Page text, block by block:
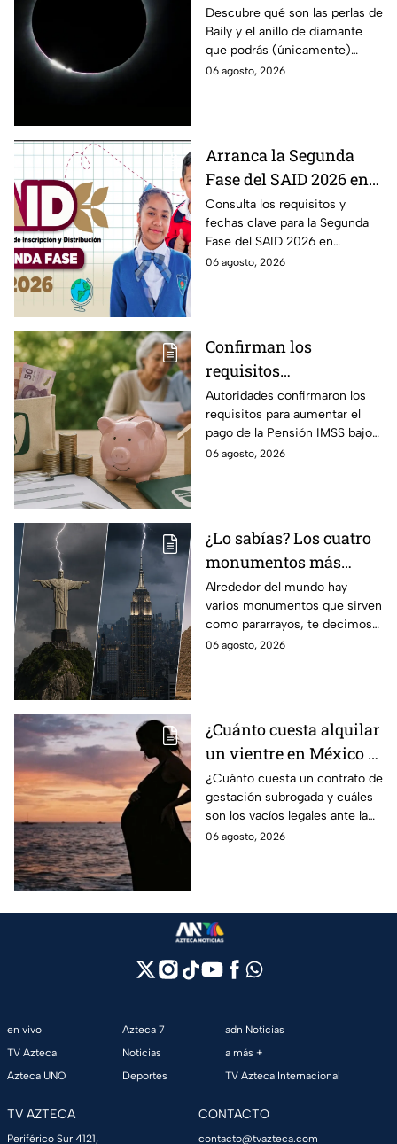
podrán ver
ÚNICAMENTE durante
el eclipse solar 2026 del
12 de agosto?
Descubre qué son las perlas de
Baily y el anillo de diamante
que podrás (únicamente)
observar durante el eclipse
06 agosto, 2026
Arranca la Segunda
Fase del SAID 2026 en
Edomex para grados
intermedios: Fechas
clave y requisitos para
cambios de escuela
Consulta los requisitos y
fechas clave para la Segunda
Fase del SAID 2026 en
Edomex y asegura el traslado
06 agosto, 2026
Confirman los
requisitos
indispensables para
incrementar el pago de
la Pensión IMSS bajo el
régimen de la Ley 73
Autoridades confirmaron los
requisitos para aumentar el
pago de la Pensión IMSS bajo
la Ley 73, ¿cuáles son?
06 agosto, 2026
¿Lo sabías? Los cuatro
monumentos más
famosos del mundo que
también funcionan
como pararrayos
Alrededor del mundo hay
varios monumentos que sirven
como pararrayos, te decimos
los cuatro más icónicos y
06 agosto, 2026
¿Cuánto cuesta alquilar
un vientre en México y
en qué estados se
permite la gestación
subrogada?
¿Cuánto cuesta un contrato de
gestación subrogada y cuáles
son los vacíos legales ante la
falta de una ley federal que
06 agosto, 2026
en vivo
TV Azteca
Azteca UNO
Azteca 7
Noticias
Deportes
adn Noticias
a más +
TV Azteca Internacional
TV AZTECA
Periférico Sur 4121,
CONTACTO
contacto@tvazteca.com